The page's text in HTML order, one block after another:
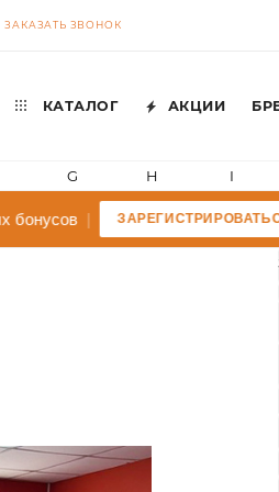
ЗАКАЗАТЬ ЗВОНОК
КАТАЛОГ АКЦИИ
G H I
| ЗАРЕГИСТРИРОВАТЬСЯ